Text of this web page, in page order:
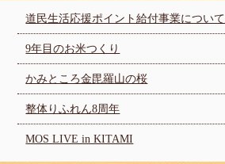
道民生活応援ポイント給付事業について
9年目のお米つくり
かみところ金毘羅山の桜
整体りふれん8周年
MOS LIVE in KITAMI